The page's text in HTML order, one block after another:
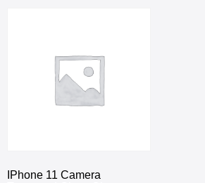
IPhone 11 Camera